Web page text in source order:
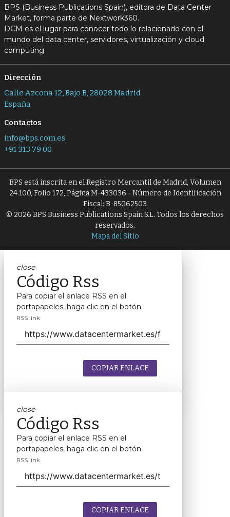
BPS (Business Publications Spain), editora de Data Center
Market, forma parte de Nextwork360.
DCM es el lugar para conocer todo lo relacionado con el
mundo del data center, servidores, virtualización y cloud
computing.
Dirección
Calle Azcona 12, Bajo B, 28028 Madrid
España
Contactos
info@bps.com.es
+91 313 79 00
BPS está inscrita en el Registro Mercantil de Madrid, Volumen
24.100, Folio 172, Página M-433036 - Número de Identificación
Fiscal: B-85062503
© 2026 BPS Business Publications Spain S.L. Todos los derechos
reservados.
Mapa del Sitio
close
Código Rss
Para copiar el enlace RSS en el
portapapeles, haga clic en el botón.
RSS link
COPIAR ENLACE
close
Código Rss
Para copiar el enlace RSS en el
portapapeles, haga clic en el botón.
RSS link
COPIAR ENLACE